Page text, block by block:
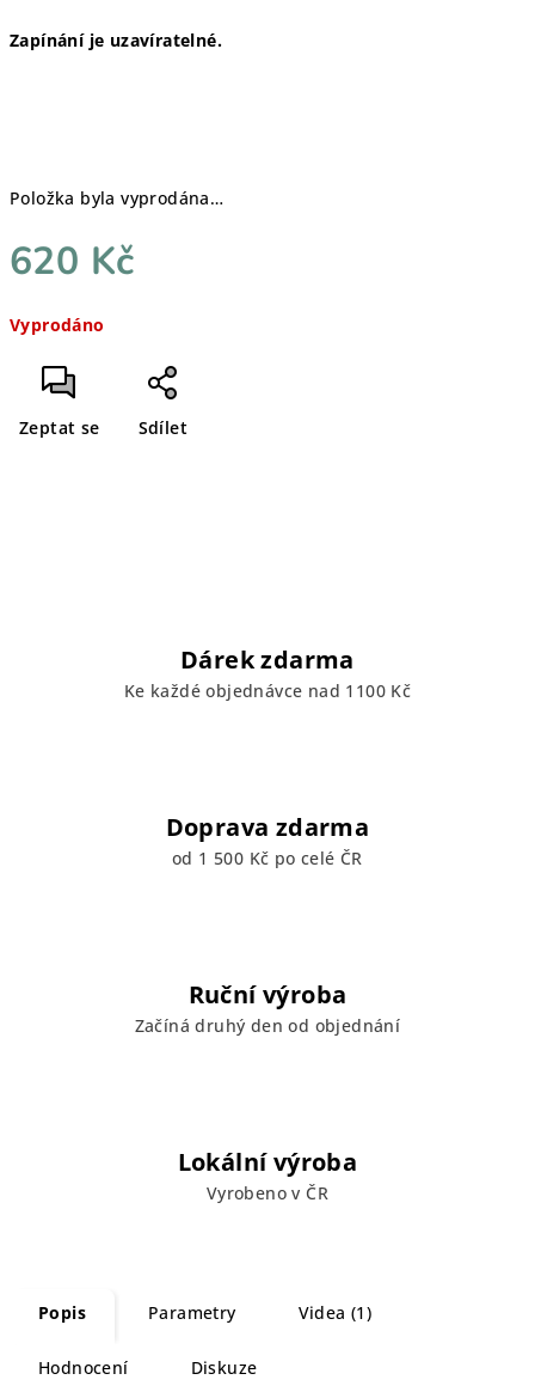
Zapínání je uzavíratelné.
Položka byla vyprodána…
620 Kč
cena:
Vyprodáno
Zeptat se Sdílet
Dárek zdarma
Ke každé objednávce nad 1100 Kč
Doprava zdarma
od 1 500 Kč po celé ČR
Ruční výroba
Začíná druhý den od objednání
Lokální výroba
Vyrobeno v ČR
Popis Parametry Videa (1)
Hodnocení Diskuze